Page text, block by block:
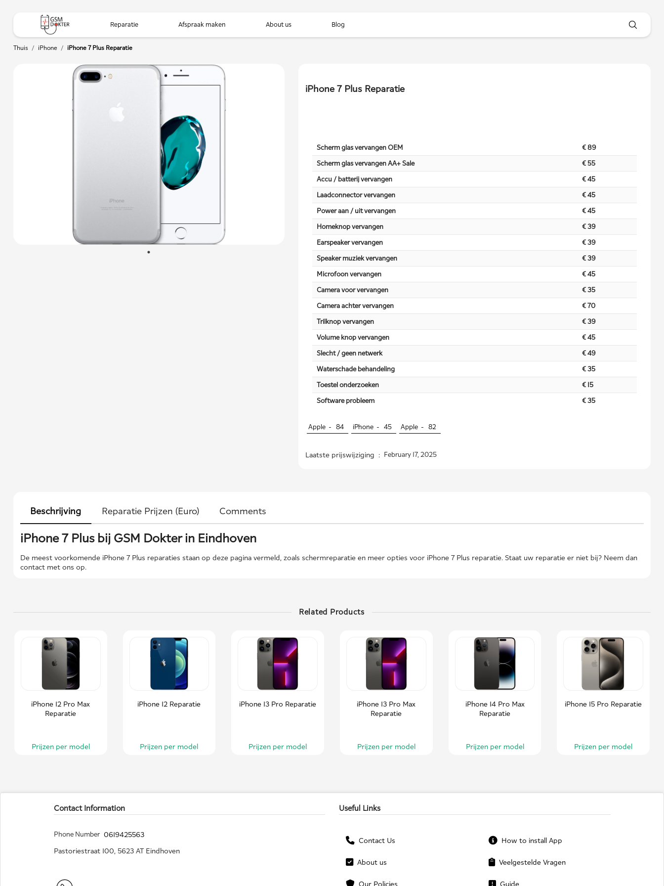
Reparatie Afspraak maken About us Blog
Thuis / iPhone / iPhone 7 Plus Reparatie
iPhone 7 Plus Reparatie
Scherm glas vervangen OEM
€ 89
Scherm glas vervangen AA+ Sale
€ 55
Accu / batterij vervangen
€ 45
Laadconnector vervangen
€ 45
Power aan / uit vervangen
€ 45
Homeknop vervangen
€ 39
Earspeaker vervangen
€ 39
Speaker muziek vervangen
€ 39
Microfoon vervangen
€ 45
Camera voor vervangen
€ 35
Camera achter vervangen
€ 70
Trilknop vervangen
€ 39
Volume knop vervangen
€ 45
Slecht / geen netwerk
€ 49
Waterschade behandeling
€ 35
Toestel onderzoeken
€ 15
Software probleem
€ 35
Apple - 84 iPhone - 45 Apple - 82
Laatste prijswijziging : February 17, 2025
Beschrijving Reparatie Prijzen (Euro) Comments
iPhone 7 Plus bij GSM Dokter in Eindhoven
De meest voorkomende iPhone 7 Plus reparaties staan ​​op deze pagina vermeld, zoals schermreparatie en meer opties voor iPhone 7 Plus reparatie. Staat uw reparatie er niet bij? Neem dan
contact met ons op.
Related Products
iPhone 12 Pro Max
Reparatie
Prijzen per model
iPhone 12 Reparatie
Prijzen per model
iPhone 13 Pro Reparatie
Prijzen per model
iPhone 13 Pro Max
Reparatie
Prijzen per model
iPhone 14 Pro Max
Reparatie
Prijzen per model
iPhone 15 Pro Reparatie
Prijzen per model
Contact Information
Phone Number 0619425563
Pastoriestraat 100, 5623 AT Eindhoven
Useful Links
Contact Us
About us
Our Policies
How to install App
Veelgestelde Vragen
Guide